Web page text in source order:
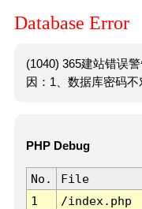
Database Error
(1040) 365建站错误
因：1、数据库密码不
PHP Debug
No. File
1
/index.php